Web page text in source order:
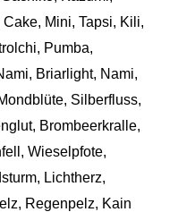
Mini, Tapsi, Kili,
Pumba,
Briarlight, Nami,
Silberfluss,
Brombeerkralle,
Wieselpfote,
Lichtherz,
Regenpelz, Kain